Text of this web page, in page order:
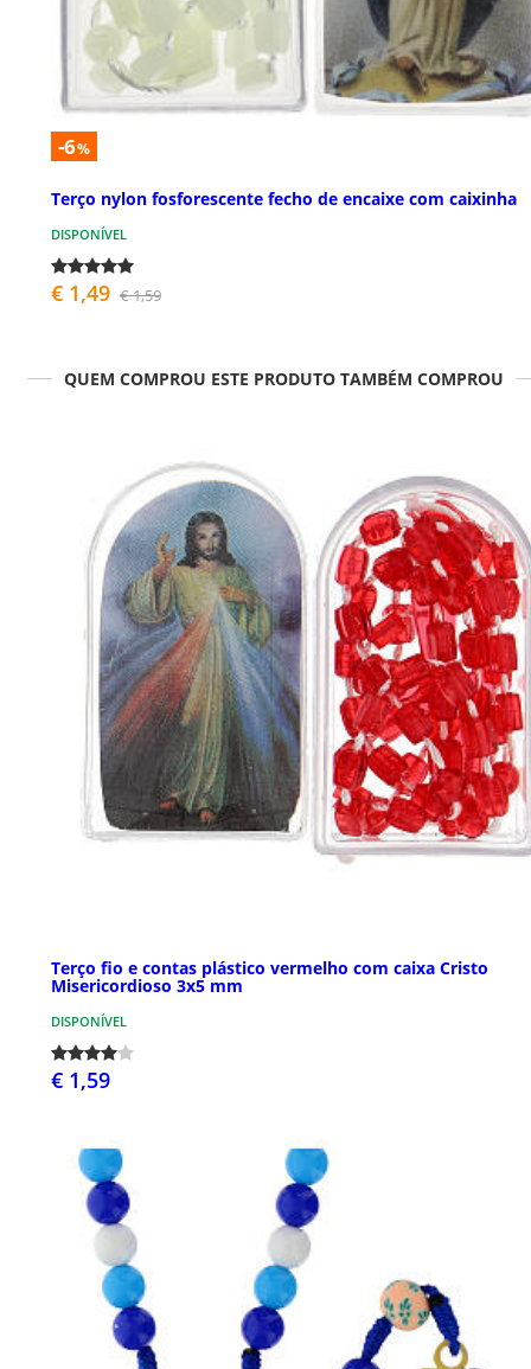
-6%
Terço nylon fosforescente fecho de encaixe com caixinha
DISPONÍVEL
€ 1,49 € 1,59
QUEM COMPROU ESTE PRODUTO TAMBÉM COMPROU
Terço fio e contas plástico vermelho com caixa Cristo
Misericordioso 3x5 mm
DISPONÍVEL
€ 1,59